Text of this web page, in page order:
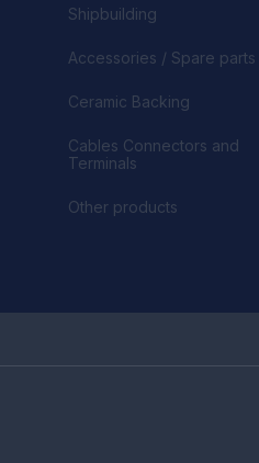
Shipbuilding
Accessories / Spare parts
Ceramic Backing
Cables Connectors and
Terminals
Other products